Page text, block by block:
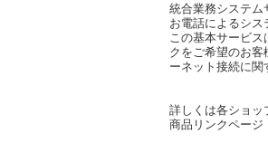
統合業務システム
お電話によるシス
この基本サービ
クをご希望のお
ーネット接続に関
詳しくは各ショッ
商品リンクページ